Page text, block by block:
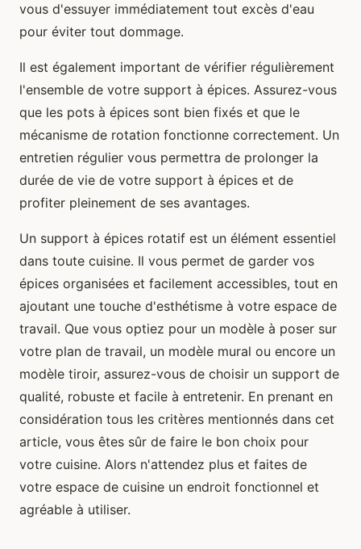
vous d'essuyer immédiatement tout excès d'eau
pour éviter tout dommage.
Il est également important de vérifier régulièrement
l'ensemble de votre support à épices. Assurez-vous
que les pots à épices sont bien fixés et que le
mécanisme de rotation fonctionne correctement. Un
entretien régulier vous permettra de prolonger la
durée de vie de votre support à épices et de
profiter pleinement de ses avantages.
Un support à épices rotatif est un élément essentiel
dans toute cuisine. Il vous permet de garder vos
épices organisées et facilement accessibles, tout en
ajoutant une touche d'esthétisme à votre espace de
travail. Que vous optiez pour un modèle à poser sur
votre plan de travail, un modèle mural ou encore un
modèle tiroir, assurez-vous de choisir un support de
qualité, robuste et facile à entretenir. En prenant en
considération tous les critères mentionnés dans cet
article, vous êtes sûr de faire le bon choix pour
votre cuisine. Alors n'attendez plus et faites de
votre espace de cuisine un endroit fonctionnel et
agréable à utiliser.